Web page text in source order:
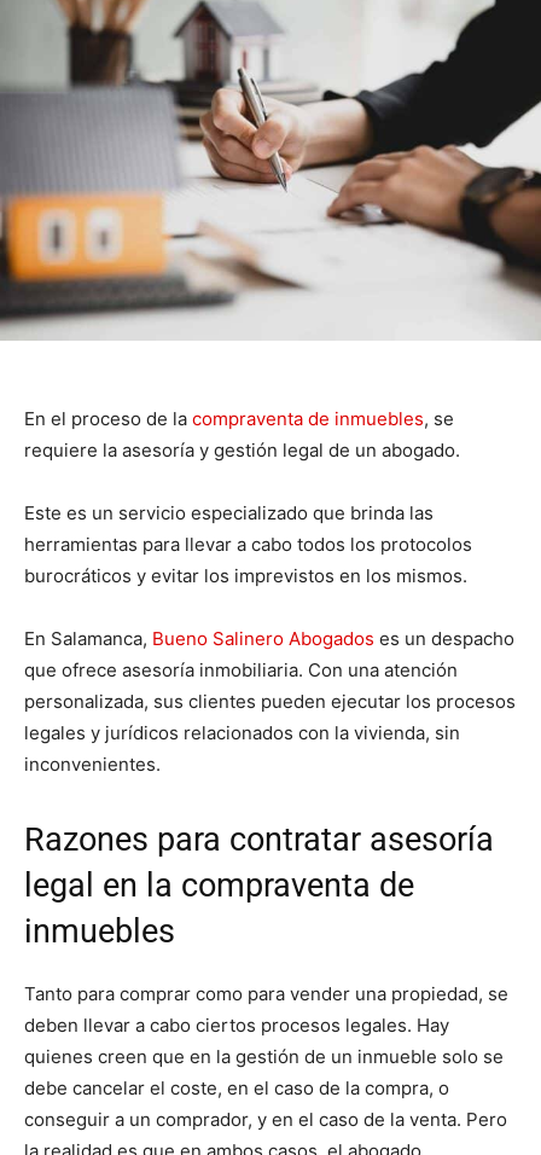
En el proceso de la compraventa de inmuebles, se
requiere la asesoría y gestión legal de un abogado.
Este es un servicio especializado que brinda las
herramientas para llevar a cabo todos los protocolos
burocráticos y evitar los imprevistos en los mismos.
En Salamanca, Bueno Salinero Abogados es un despacho
que ofrece asesoría inmobiliaria. Con una atención
personalizada, sus clientes pueden ejecutar los procesos
legales y jurídicos relacionados con la vivienda, sin
inconvenientes.
Razones para contratar asesoría
legal en la compraventa de
inmuebles
Tanto para comprar como para vender una propiedad, se
deben llevar a cabo ciertos procesos legales. Hay
quienes creen que en la gestión de un inmueble solo se
debe cancelar el coste, en el caso de la compra, o
conseguir a un comprador, y en el caso de la venta. Pero